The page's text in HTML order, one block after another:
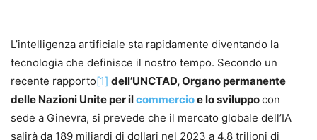
L’intelligenza artificiale sta rapidamente diventando la
tecnologia che definisce il nostro tempo. Secondo un
recente rapporto[1] dell’UNCTAD, Organo permanente
delle Nazioni Unite per ilcommercioe lo sviluppocon
sede a Ginevra, si prevede che il mercato globale dell’IA
salirà da 189 miliardi di dollari nel 2023 a 4,8 trilioni di